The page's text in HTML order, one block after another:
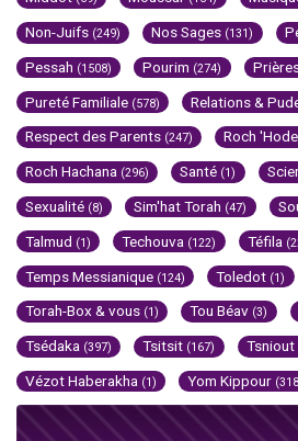
Non-Juifs (249) Nos Sages (131)
Pessah (1508) Pourim (274)
Pureté Familiale (578) Relations &
Respect des Parents (247) Roch
Roch Hachana (296) Santé (1)
Sexualité (8) Sim'hat Torah (47)
Talmud (1) Techouva (122) Téfila
Temps Messianique (124) Toledot (1)
Torah-Box & vous (1) Tou Béav (3)
Tsédaka (397) Tsitsit (167) Tsniout
Vézot Haberakha (1) Yom Kippour